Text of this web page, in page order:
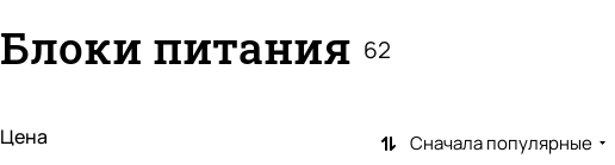
Блоки питания 62
Сначала популярные
Цена